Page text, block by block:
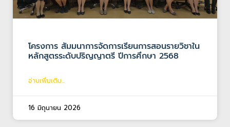
โครงการ สัมมนาการจัดการเรียนการสอนรายวิชาใน
หลักสูตรระดับปริญญาตรี ปีการศึกษา 2568
อ่านเพิ่มเติม...
16 มิถุนายน 2026